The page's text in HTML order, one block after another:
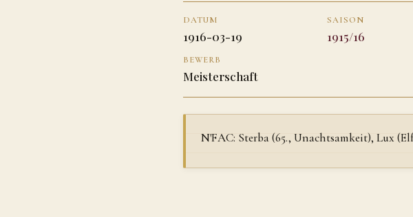
DATUM
1916-03-19
SAISON
1915/16
BEWERB
Meisterschaft
N'FAC: Sterba (65., Unachtsamkeit), Lux